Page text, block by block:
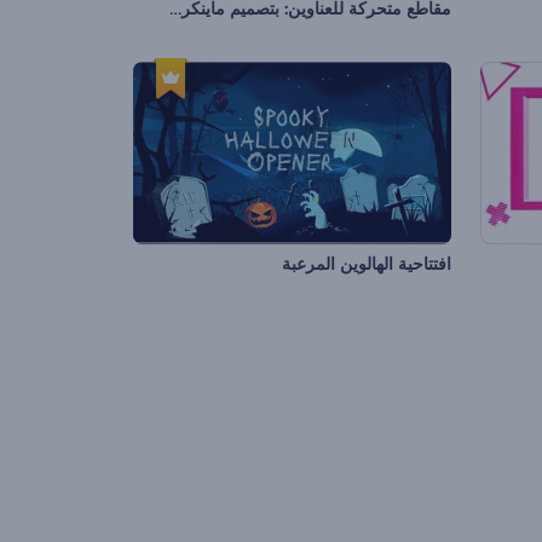
مقاطع متحركة للعناوين: بتصميم ماينكرافت
افتتاحية الهالوين المرعبة